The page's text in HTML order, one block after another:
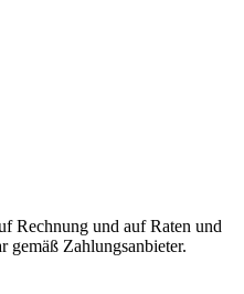
Rechnung und auf Raten und
Zahlungsanbieter.